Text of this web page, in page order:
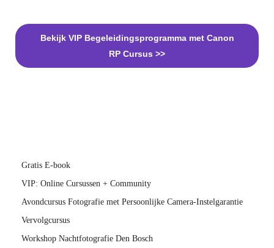
Bekijk VIP Begeleidingsprogramma met Canon
RP Cursus >>
Gratis E-book
VIP: Online Cursussen + Community
Avondcursus Fotografie met Persoonlijke Camera-Instelgarantie
Vervolgcursus
Workshop Nachtfotografie Den Bosch